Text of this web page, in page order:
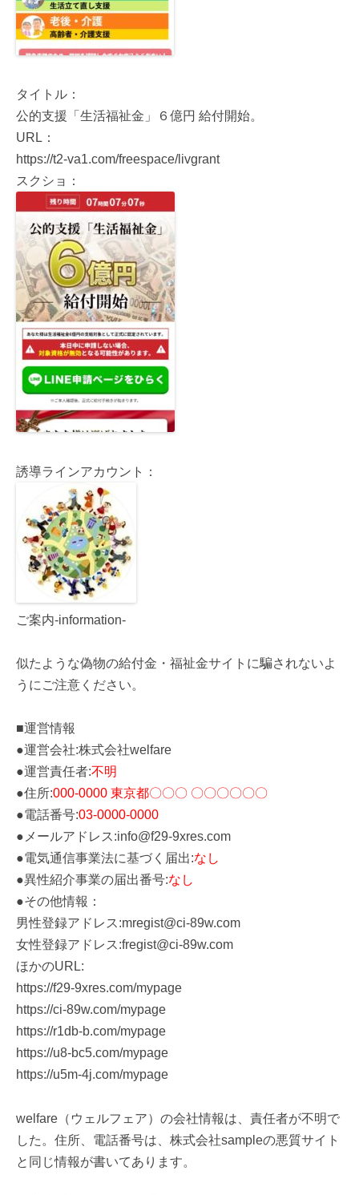
タイトル：
公的支援「生活福祉金」６億円 給付開始。
URL：
https://t2-va1.com/freespace/livgrant
スクショ：
誘導ラインアカウント：
ご案内-information-
似たような偽物の給付金・福祉金サイトに騙されないよ
うにご注意ください。
■運営情報
●運営会社:株式会社welfare
●運営責任者:不明
●住所:000-0000 東京都〇〇〇 〇〇〇〇〇〇
●電話番号:03-0000-0000
●メールアドレス:info@f29-9xres.com
●電気通信事業法に基づく届出:なし
●異性紹介事業の届出番号:なし
●その他情報：
男性登録アドレス:mregist@ci-89w.com
女性登録アドレス:fregist@ci-89w.com
ほかのURL:
https://f29-9xres.com/mypage
https://ci-89w.com/mypage
https://r1db-b.com/mypage
https://u8-bc5.com/mypage
https://u5m-4j.com/mypage
welfare（ウェルフェア）の会社情報は、責任者が不明で
した。住所、電話番号は、株式会社sampleの悪質サイト
と同じ情報が書いてあります。